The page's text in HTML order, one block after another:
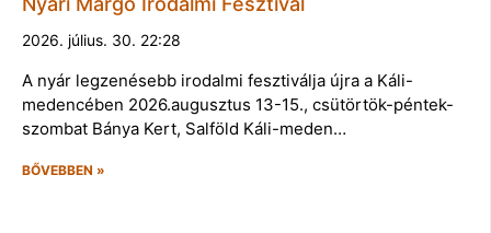
2026. július. 30. 22:28
A nyár legzenésebb irodalmi fesztiválja újra a Káli-
medencében 2026.augusztus 13-15., csütörtök-péntek-
szombat Bánya Kert, Salföld Káli-meden…
BŐVEBBEN »